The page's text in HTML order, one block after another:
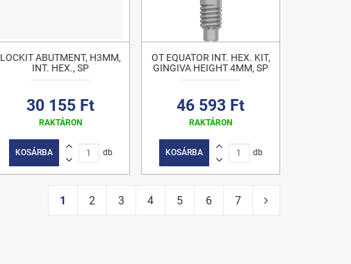
LOCKIT ABUTMENT, H3MM,
INT. HEX., SP
30 155 Ft
RAKTÁRON
KOSÁRBA db
OT EQUATOR INT. HEX. KIT,
GINGIVA HEIGHT 4MM, SP
46 593 Ft
RAKTÁRON
KOSÁRBA db
1 2 3 4 5 6 7